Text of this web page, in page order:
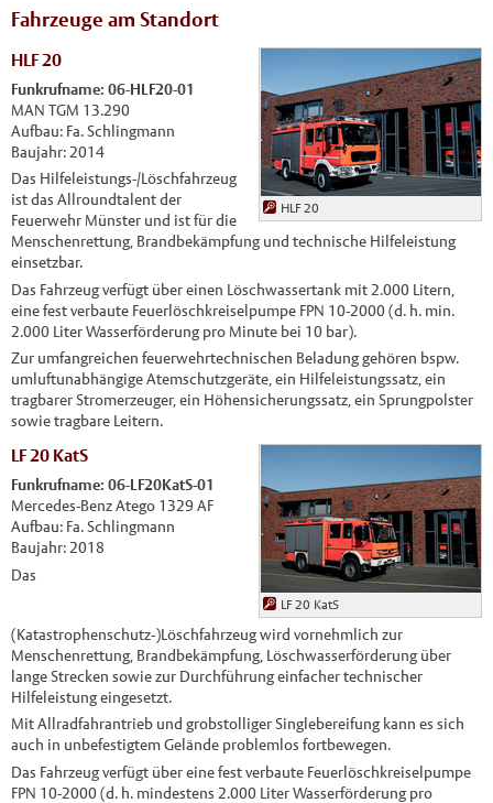
Fahrzeuge am Standort
HLF 20
HLF 20
Funkrufname: 06-HLF20-01
MAN TGM 13.290
Aufbau: Fa. Schlingmann
Baujahr: 2014
Das Hilfeleistungs-/Löschfahrzeug
ist das Allroundtalent der
Feuerwehr Münster und ist für die
Menschenrettung, Brandbekämpfung und technische Hilfeleistung
einsetzbar.
Das Fahrzeug verfügt über einen Löschwassertank mit 2.000 Litern,
eine fest verbaute Feuerlöschkreiselpumpe FPN 10-2000 (d. h. min.
2.000 Liter Wasserförderung pro Minute bei 10 bar).
Zur umfangreichen feuerwehrtechnischen Beladung gehören bspw.
umluftunabhängige Atemschutzgeräte, ein Hilfeleistungssatz, ein
tragbarer Stromerzeuger, ein Höhensicherungssatz, ein Sprungpolster
sowie tragbare Leitern.
LF 20 KatS
LF 20 KatS
Funkrufname: 06-LF20KatS-01
Mercedes-Benz Atego 1329 AF
Aufbau: Fa. Schlingmann
Baujahr: 2018
Das
(Katastrophenschutz-)Löschfahrzeug wird vornehmlich zur
Menschenrettung, Brandbekämpfung, Löschwasserförderung über
lange Strecken sowie zur Durchführung einfacher technischer
Hilfeleistung eingesetzt.
Mit Allradfahrantrieb und grobstolliger Singlebereifung kann es sich
auch in unbefestigtem Gelände problemlos fortbewegen.
Das Fahrzeug verfügt über eine fest verbaute Feuerlöschkreiselpumpe
FPN 10-2000 (d. h. mindestens 2.000 Liter Wasserförderung pro